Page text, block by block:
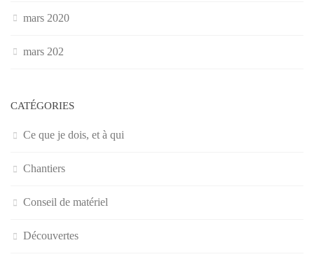
mars 2020
mars 202
CATÉGORIES
Ce que je dois, et à qui
Chantiers
Conseil de matériel
Découvertes